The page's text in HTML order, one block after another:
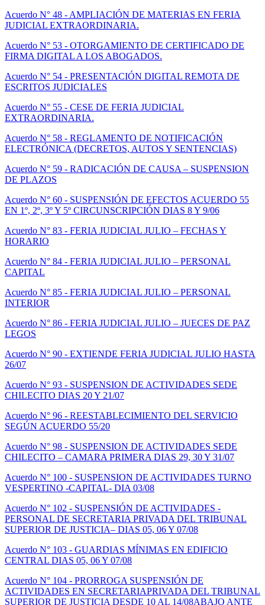
Acuerdo N° 48 - AMPLIACIÓN DE MATERIAS EN FERIA
JUDICIAL EXTRAORDINARIA.
Acuerdo N° 53 - OTORGAMIENTO DE CERTIFICADO DE
FIRMA DIGITAL A LOS ABOGADOS.
Acuerdo N° 54 - PRESENTACIÓN DIGITAL REMOTA DE
ESCRITOS JUDICIALES
Acuerdo N° 55 - CESE DE FERIA JUDICIAL
EXTRAORDINARIA.
Acuerdo N° 58 - REGLAMENTO DE NOTIFICACIÓN
ELECTRÓNICA (DECRETOS, AUTOS Y SENTENCIAS)
Acuerdo N° 59 - RADICACIÓN DE CAUSA – SUSPENSION
DE PLAZOS
Acuerdo N° 60 - SUSPENSIÓN DE EFECTOS ACUERDO 55
EN 1º, 2º, 3º Y 5º CIRCUNSCRIPCIÓN DIAS 8 Y 9/06
Acuerdo N° 83 - FERIA JUDICIAL JULIO – FECHAS Y
HORARIO
Acuerdo N° 84 - FERIA JUDICIAL JULIO – PERSONAL
CAPITAL
Acuerdo N° 85 - FERIA JUDICIAL JULIO – PERSONAL
INTERIOR
Acuerdo N° 86 - FERIA JUDICIAL JULIO – JUECES DE PAZ
LEGOS
Acuerdo N° 90 - EXTIENDE FERIA JUDICIAL JULIO HASTA
26/07
Acuerdo N° 93 - SUSPENSION DE ACTIVIDADES SEDE
CHILECITO DIAS 20 Y 21/07
Acuerdo N° 96 - REESTABLECIMIENTO DEL SERVICIO
SEGÚN ACUERDO 55/20
Acuerdo N° 98 - SUSPENSION DE ACTIVIDADES SEDE
CHILECITO – CAMARA PRIMERA DIAS 29, 30 Y 31/07
Acuerdo N° 100 - SUSPENSION DE ACTIVIDADES TURNO
VESPERTINO -CAPITAL- DIA 03/08
Acuerdo N° 102 - SUSPENSIÓN DE ACTIVIDADES -
PERSONAL DE SECRETARIA PRIVADA DEL TRIBUNAL
SUPERIOR DE JUSTICIA– DIAS 05, 06 Y 07/08
Acuerdo N° 103 - GUARDIAS MÍNIMAS EN EDIFICIO
CENTRAL DIAS 05, 06 Y 07/08
Acuerdo N° 104 - PRORROGA SUSPENSIÓN DE
ACTIVIDADES EN SECRETARIAPRIVADA DEL TRIBUNAL
SUPERIOR DE JUSTICIA DESDE 10 AL 14/08ABAJO ANTE